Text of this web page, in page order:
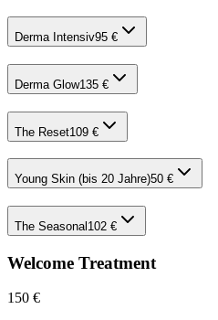
Derma Intensiv95 €
Derma Glow135 €
The Reset109 €
Young Skin (bis 20 Jahre)50 €
The Seasonal 102 €
Welcome Treatment
150 €